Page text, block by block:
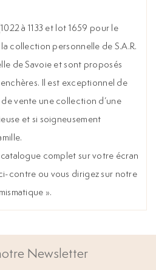
à 1133 et lot 1659 pour le
collection personnelle de S.A.R.
de Savoie et sont proposés
Il est exceptionnel de
vente une collection d’une
et si soigneusement
complet sur votre écran
contre ou vous dirigez sur notre
».
Newsletter